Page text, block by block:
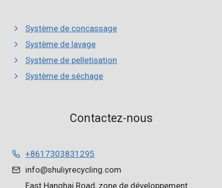
Système de concassage
Système de lavage
Système de pelletisation
Système de séchage
Contactez-nous
+8617303831295
info@shuliyrecycling.com
East Hanghai Road, zone de développement